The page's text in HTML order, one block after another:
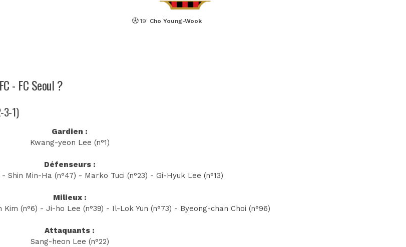
19' Cho Young-Wook
- FC Seoul ?
3-1)
Gardien :
Kwang-yeon Lee (n°1)
Défenseurs :
Shin Min-Ha (n°47) - Marko Tuci (n°23) - Gi-Hyuk Lee (n°13)
Milieux :
(n°6) - Ji-ho Lee (n°39) - Il-Lok Yun (n°73) - Byeong-chan Choi (n°96)
Attaquants :
Sang-heon Lee (n°22)